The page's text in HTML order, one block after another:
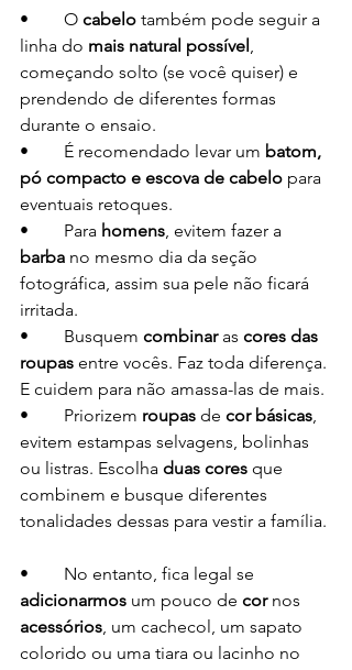
•	O cabelo também pode seguir a
linha do mais natural possível,
começando solto (se você quiser) e
prendendo de diferentes formas
durante o ensaio.
•	É recomendado levar um batom,
pó compacto e escova de cabelo para
eventuais retoques.
•	Para homens, evitem fazer a
barba no mesmo dia da seção
fotográfica, assim sua pele não ficará
irritada.
•	Busquem combinar as cores das
roupas entre vocês. Faz toda diferença.
E cuidem para não amassa-las de mais.
•	Priorizem roupas de cor básicas,
evitem estampas selvagens, bolinhas
ou listras. Escolha duas cores que
combinem e busque diferentes
tonalidades dessas para vestir a família.
•	No entanto, fica legal se
adicionarmos um pouco de cor nos
acessórios, um cachecol, um sapato
colorido ou uma tiara ou lacinho no